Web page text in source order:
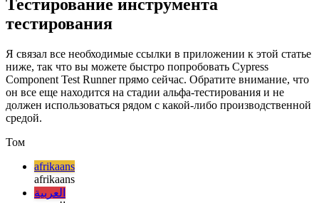
приложения. Новый инструмент тестирования Cypress
дополнит и без того хороший выбор.
Тестирование инструмента
тестирования
Я связал все необходимые ссылки в приложении к этой статье
ниже, так что вы можете быстро попробовать Cypress
Component Test Runner прямо сейчас. Обратите внимание, что
он все еще находится на стадии альфа-тестирования и не
средой.